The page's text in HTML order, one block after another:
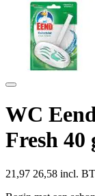
WC
Fresh 40
21,97 26,58 incl.